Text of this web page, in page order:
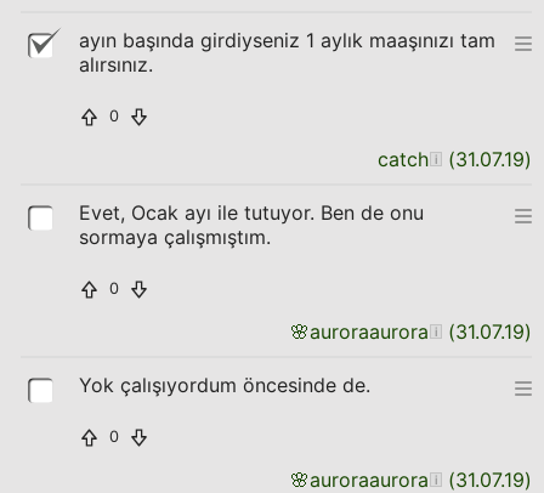
ayın başında girdiyseniz 1 aylık maaşınızı tam
alırsınız.
0
catch (31.07.19)
Evet, Ocak ayı ile tutuyor. Ben de onu
sormaya çalışmıştım.
0
🌸auroraaurora (31.07.19)
Yok çalışıyordum öncesinde de.
0
🌸auroraaurora (31.07.19)